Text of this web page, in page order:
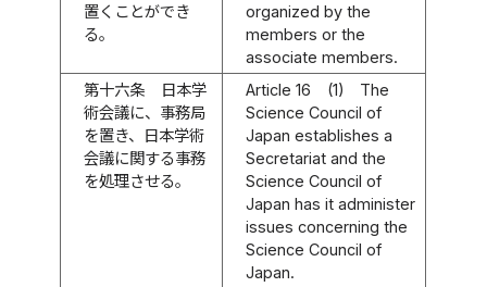
置くことができ
る。
organized by the
members or the
associate members.
第十六条
日本学
術会議に、事務局
を置き、日本学術
会議に関する事務
を処理させる。
Article 16 (1)
The
Science Council of
Japan establishes a
Secretariat and the
Science Council of
Japan has it administer
issues concerning the
Science Council of
Japan.